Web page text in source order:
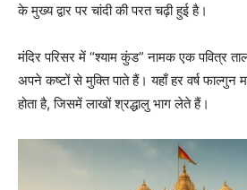
के मुख्य द्वार पर चांदी की परत चढ़ी हुई है।
मंदिर परिसर में “श्याम कुंड” नामक एक पवित्र
अपने कष्टों से मुक्ति पाते हैं। यहाँ हर वर्ष
होता है, जिसमें लाखों श्रद्धालु भाग लेते हैं।